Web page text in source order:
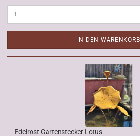
IN DEN WARENKORB
Edelrost Gartenstecker Lotus